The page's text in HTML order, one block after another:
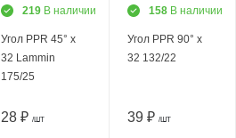
219 В наличии
Угол PPR 45° х
32 Lammin
175/25
28 ₽ /ШТ
158 В наличии
Угол PPR 90° х
32 132/22
39 ₽ /ШТ